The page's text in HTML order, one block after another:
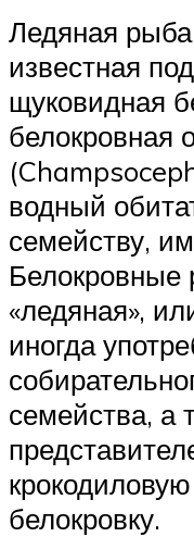
Ледяная
известная
щуковидная
белокровная
водный
семейству,
«ледяная»,
иногда
семейства, а
белокровку.